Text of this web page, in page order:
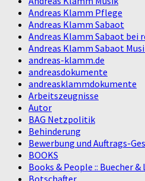
Andreas Klamm Pflege
Andreas Klamm Sabaot
Andreas Klamm Sabaot bei
Andreas Klamm Sabaot
andreas-klamm.de
andreasdokumente
andreasklammdokumente
Arbeitszeugnisse
Autor
BAG Netzpolitik
Behinderung
Bewerbung und Auftrags-
BOOKS
Books & People :: Buecher &